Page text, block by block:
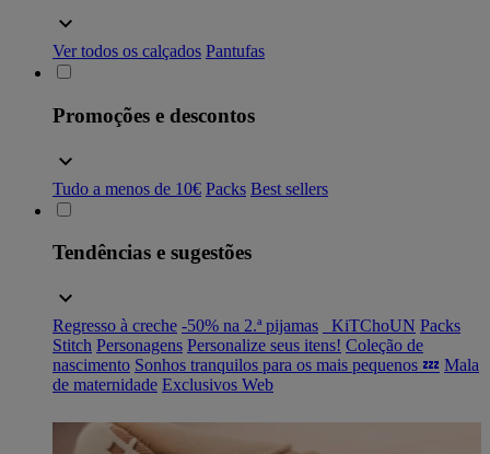
Ver todos os calçados Pantufas
Promoções e descontos
Tudo a menos de 10€ Packs Best sellers
Tendências e sugestões
Regresso à creche -50% na 2.ª pijamas _KiTChoUN Packs
Stitch Personagens Personalize seus itens! Coleção de
nascimento Sonhos tranquilos para os mais pequenos 💤 Mala
de maternidade Exclusivos Web